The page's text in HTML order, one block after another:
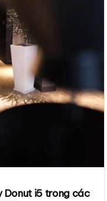
Donut i5 trong các